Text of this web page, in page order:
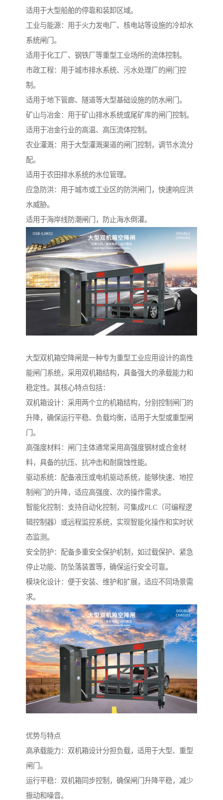
适用于大型船舶的停靠和装卸区域。
工业与能源：用于火力发电厂、核电站等设施的冷却水
系统闸门。
适用于化工厂、钢铁厂等重型工业场所的流体控制。
市政工程：用于城市排水系统、污水处理厂的闸门控
制。
适用于地下管廊、隧道等大型基础设施的防水闸门。
矿山与冶金：用于矿山排水系统或尾矿库的闸门控制。
适用于冶金行业的高温、高压流体控制。
农业灌溉：用于大型灌溉渠道的闸门控制，调节水流分
配。
适用于农田排水系统的水位管理。
应急防洪：用于城市或工业区的防洪闸门，快速响应洪
水威胁。
适用于海岸线防潮闸门，防止海水倒灌。
大型双机箱空降闸是一种专为重型工业应用设计的高性
能闸门系统，采用双机箱结构，具备强大的承载能力和
稳定性。其核心特点包括：
双机箱设计：采用两个立的机箱结构，分别控制闸门的
升降，确保运行平稳、负载均衡，适用于大型或重型闸
门。
高强度材料：闸门主体通常采用高强度钢材或合金材
料，具备的抗压、抗冲击和耐腐蚀性能。
驱动系统：配备液压或电机驱动系统，能够快速、地控
制闸门的升降，适应高强度、次的操作需求。
智能化控制：支持自动化控制，可集成PLC（可编程逻
辑控制器）或远程监控系统，实现智能化操作和实时状
态监测。
安全防护：配备多重安全保护机制，如过载保护、紧急
停止功能、防坠落装置等，确保运行安全可靠。
模块化设计：便于安装、维护和扩展，适应不同场景需
求。
优势与特点
高承载能力：双机箱设计分担负载，适用于大型、重型
闸门。
运行平稳：双机箱同步控制，确保闸门升降平稳，减少
振动和噪音。